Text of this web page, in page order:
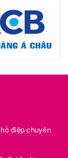
điệp chuyên